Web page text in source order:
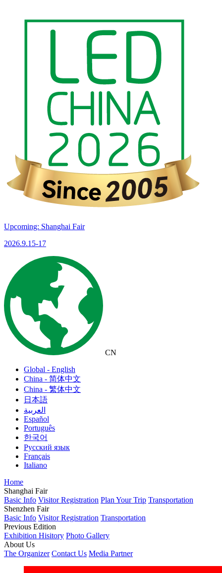
Upcoming: Shanghai Fair
2026.9.15-17
CN
Global - English
China - 简体中文
China - 繁体中文
日本語
العربية
Español
Português
한국어
Русский язык
Français
Italiano
Home
Shanghai Fair
Basic Info Visitor Registration Plan Your Trip Transportation
Shenzhen Fair
Basic Info Visitor Registration Transportation
Previous Edition
Exhibition Hisitory Photo Gallery
About Us
The Organizer Contact Us Media Partner